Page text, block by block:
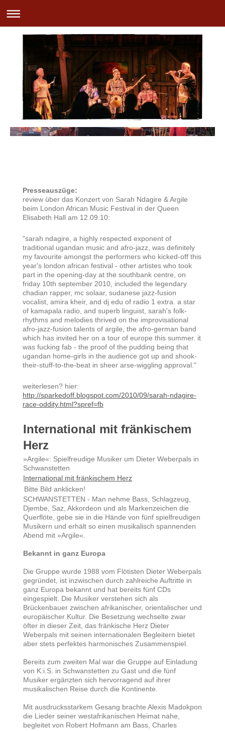
Presseauszüge:
review über das Konzert von Sarah Ndagire & Argile
beim London African Music Festival in der Queen
Elisabeth Hall am 12.09.10:
"sarah ndagire, a highly respected exponent of
traditional ugandan music and afro-jazz, was definitely
my favourite amongst the performers who kicked-off this
year's london african festival - other artistes who took
part in the opening-day at the southbank centre, on
friday 10th september 2010, included the legendary
chadian rapper, mc solaar, sudanese jazz-fusion
vocalist, amira kheir, and dj edu of radio 1 extra. a star
of kamapala radio, and superb linguist, sarah's folk-
rhythms and melodies thrived on the improvisational
afro-jazz-fusion talents of argile, the afro-german band
which has invited her on a tour of europe this summer. it
was fucking fab - the proof of the pudding being that
ugandan home-girls in the audience got up and shook-
their-stuff-to-the-beat in sheer arse-wiggling approval."
weiterlesen? hier:
http://sparkedoff.blogspot.com/2010/09/sarah-ndagire-
race-oddity.html?spref=fb
International mit fränkischem
Herz
»Argile«: Spielfreudige Musiker um Dieter Weberpals in
Schwanstetten
International mit fränkischem Herz
Bitte Bild anklicken!
SCHWANSTETTEN - Man nehme Bass, Schlagzeug,
Djembe, Saz, Akkordeon und als Markenzeichen die
Querflöte, gebe sie in die Hände von fünf spielfreudigen
Musikern und erhält so einen musikalisch spannenden
Abend mit »Argile«.
Bekannt in ganz Europa
Die Gruppe wurde 1988 vom Flötisten Dieter Weberpals
gegründet, ist inzwischen durch zahlreiche Auftritte in
ganz Europa bekannt und hat bereits fünf CDs
eingespielt. Die Musiker verstehen sich als
Brückenbauer zwischen afrikanischer, orientalischer und
europäischer Kultur. Die Besetzung wechselte zwar
öfter in dieser Zeit, das fränkische Herz Dieter
Weberpals mit seinen internationalen Begleitern bietet
aber stets perfektes harmonisches Zusammenspiel.
Bereits zum zweiten Mal war die Gruppe auf Einladung
von K.i.S. in Schwanstetten zu Gast und die fünf
Musiker ergänzten sich hervorragend auf ihrer
musikalischen Reise durch die Kontinente.
Mit ausdrucksstarkem Gesang brachte Alexis Madokpon
die Lieder seiner westafrikanischen Heimat nahe,
begleitet von Robert Hofmann am Bass, Charles